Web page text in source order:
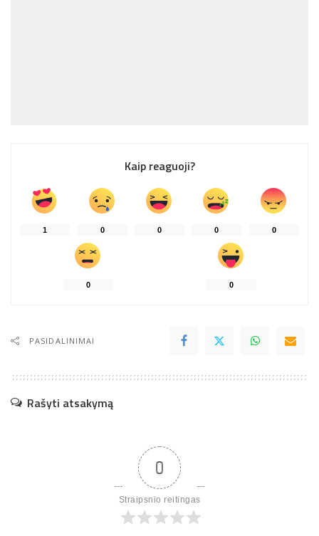
Kaip reaguoji?
1 0 0 0 0
0 0
PASIDALINIMAI
Rašyti atsakymą
0
Straipsnio reitingas